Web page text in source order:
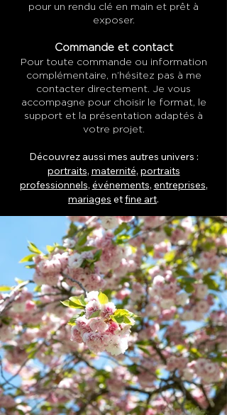
pour un rendu clé en main et prêt à
exposer.
Commande et contact
Pour toute commande ou information
complémentaire, n’hésitez pas à me
contacter directement. Je vous
accompagne pour choisir le format, le
support et la présentation adaptés à
votre projet.
Découvrez aussi mes autres univers :
portraits, maternité, portraits
professionnels, événements, entreprises,
mariages etfine art.